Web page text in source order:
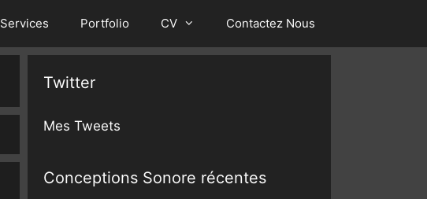
Services Portfolio CV Contactez Nous
Twitter
Mes Tweets
Conceptions Sonore récentes